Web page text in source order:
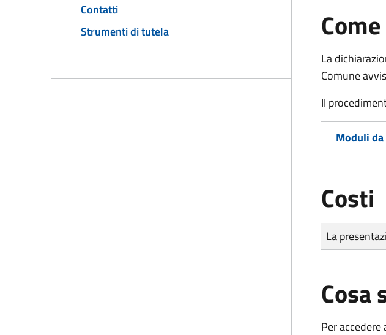
Contatti
Strumenti di tutela
La
Comune
Il
Moduli
Costi
Tipo di
Importo
La
Cosa
Per